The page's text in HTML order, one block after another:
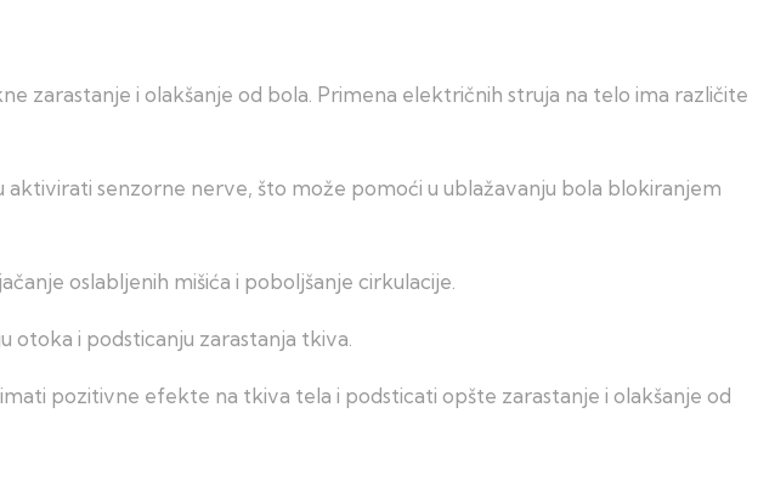
zarastanje i olakšanje od bola. Primena električnih struja na telo ima različite
aktivirati senzorne nerve, što može pomoći u ublažavanju bola blokiranjem
oslabljenih mišića i poboljšanje cirkulacije.
otoka i podsticanju zarastanja tkiva.
pozitivne efekte na tkiva tela i podsticati opšte zarastanje i olakšanje od